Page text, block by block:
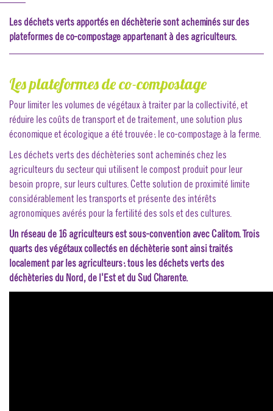
Les déchets verts apportés en déchèterie sont acheminés sur des
plateformes de co-compostage appartenant à des agriculteurs.
Les plateformes de co-compostage
Pour limiter les volumes de végétaux à traiter par la collectivité, et
réduire les coûts de transport et de traitement, une solution plus
économique et écologique a été trouvée : le co-compostage à la ferme.
Les déchets verts des déchèteries sont acheminés chez les
agriculteurs du secteur qui utilisent le compost produit pour leur
besoin propre, sur leurs cultures. Cette solution de proximité limite
considérablement les transports et présente des intérêts
agronomiques avérés pour la fertilité des sols et des cultures.
Un réseau de 16 agriculteurs est sous-convention avec Calitom. Trois
quarts des végétaux collectés en déchèterie sont ainsi traités
localement par les agriculteurs : tous les déchets verts des
déchèteries du Nord, de l'Est et du Sud Charente.